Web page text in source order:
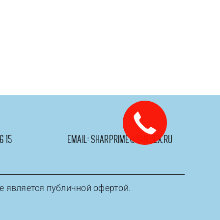
15 email: sharprime@yandex.ru
является публичной офертой.